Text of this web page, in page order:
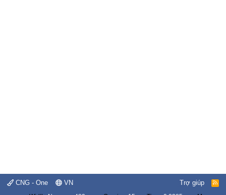
CNG - One VN Trợ giúp
R